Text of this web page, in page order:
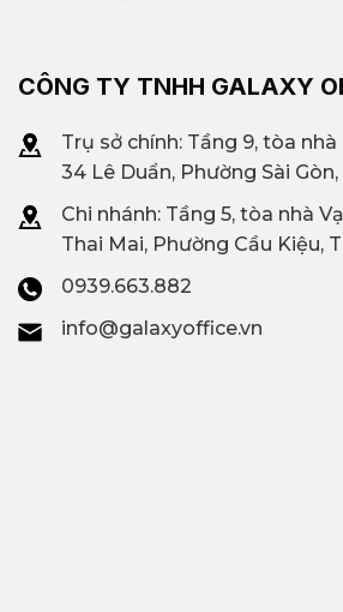
CÔNG TY TNHH GALAXY
Trụ sở chính: Tầng 9, tòa
34 Lê Duẩn, Phường Sài Gòn,
Chi nhánh: Tầng 5, tòa nhà
Thai Mai, Phường Cầu Kiệu,
0939.663.882
info@galaxyoffice.vn